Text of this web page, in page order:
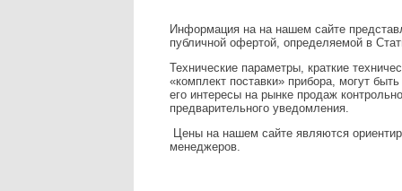
Информация на на нашем сайте
публичной офертой, определяемой в
Технические параметры, краткие
«комплект поставки» прибора, могут
его интересы на рынке продаж
предварительного уведомления.
Цены на нашем сайте являются
менеджеров.